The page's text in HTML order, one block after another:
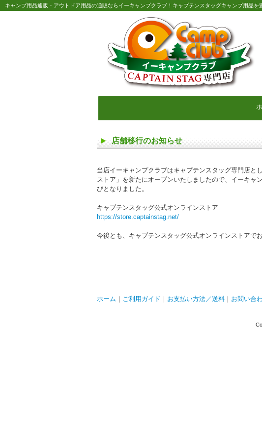
キャンプ用品通販・アウトドア用品の通販ならイーキャンプクラブ！キャプテンスタッグキャンプ用品を
店舗移行のお知らせ
当店イーキャンプクラブはキャプテンスタッグ専門店と
ストア」を新たにオープンいたしましたので、イーキャ
びとなりました。
キャプテンスタッグ公式オンラインストア
https://store.captainstag.net/
今後とも、キャプテンスタッグ公式オンラインストアで
ホーム ｜ ご利用ガイド ｜ お支払い方法／送料 ｜ お問い合